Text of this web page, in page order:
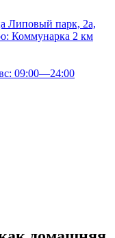
Липовый парк, 2а,
Коммунарка 2 км
09:00—24:00